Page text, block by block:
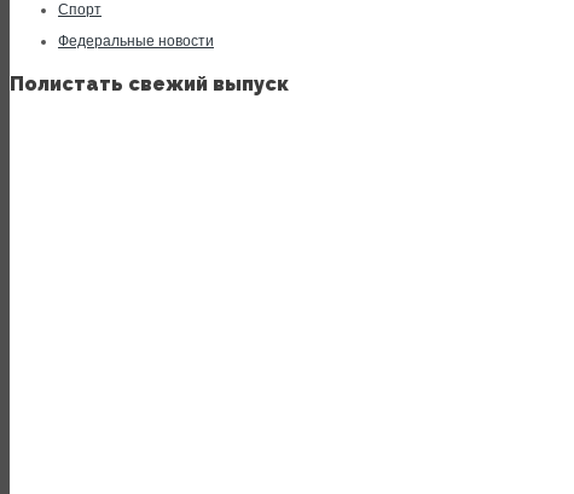
Спорт
Федеральные новости
Полистать свежий выпуск